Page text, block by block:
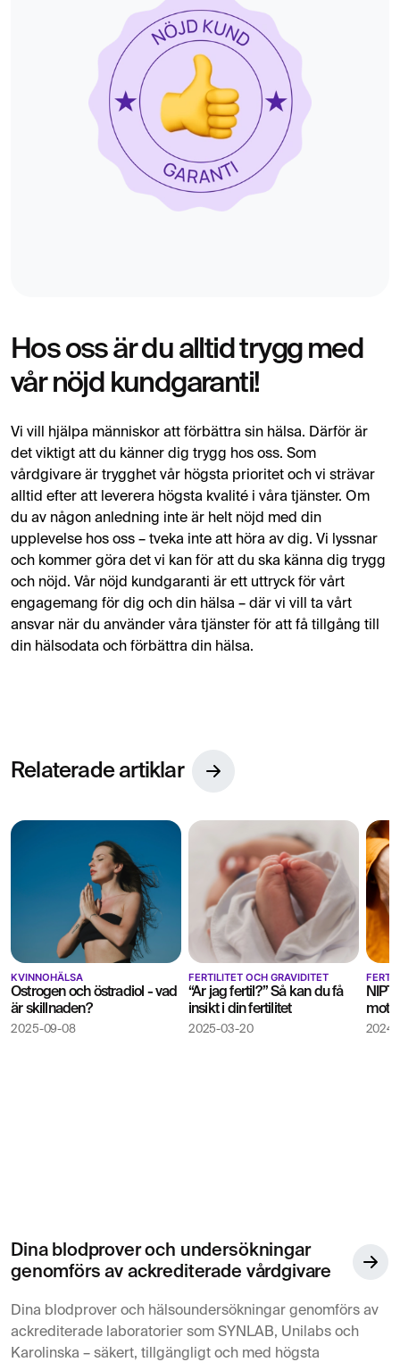
Hos oss är du alltid trygg med
vår nöjd kundgaranti!
Vi vill hjälpa människor att förbättra sin hälsa. Därför är
det viktigt att du känner dig trygg hos oss. Som
vårdgivare är trygghet vår högsta prioritet och vi strävar
alltid efter att leverera högsta kvalité i våra tjänster. Om
du av någon anledning inte är helt nöjd med din
upplevelse hos oss – tveka inte att höra av dig. Vi lyssnar
och kommer göra det vi kan för att du ska känna dig trygg
och nöjd. Vår nöjd kundgaranti är ett uttryck för vårt
engagemang för dig och din hälsa – där vi vill ta vårt
ansvar när du använder våra tjänster för att få tillgång till
din hälsodata och förbättra din hälsa.
Relaterade artiklar
KVINNOHÄLSA
Östrogen och östradiol - vad
är skillnaden?
2025-09-08
FERTILITET OCH GRAVIDITET
“Är jag fertil?” Så kan du få
insikt i din fertilitet
2025-03-20 2024-
Dina blodprover och undersökningar
genomförs av ackrediterade vårdgivare
Dina blodprover och hälsoundersökningar genomförs av
ackrediterade laboratorier som SYNLAB, Unilabs och
Karolinska – säkert, tillgängligt och med högsta